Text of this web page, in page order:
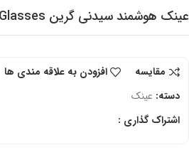
عینک هوشمند سیدنی گرین Green Sydney Smart Glasses
مقایسه
افزودن به علاقه مندی ها
دسته: عینک
اشتراک گذاری :